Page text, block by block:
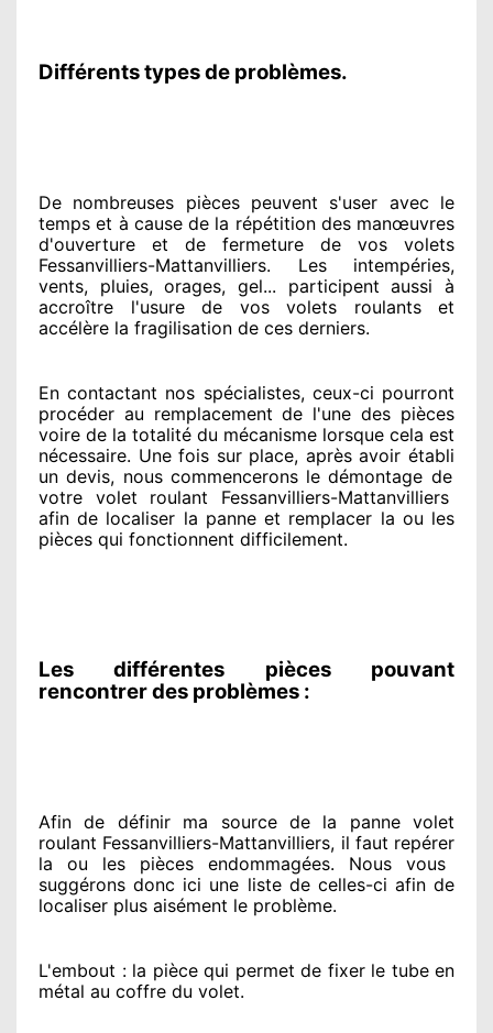
Différents types de problèmes.
De nombreuses pièces peuvent s'user avec le
temps et à causede la répétition des manœuvres
d'ouverture et de fermeture de vos volets
Fessanvilliers-Mattanvilliers. Les intempéries,
vents, pluies, orages, gel... participent aussi à
accroître l'usure de vos volets roulants et
accélère la fragilisation de ces derniers.
En contactant nos spécialistes, ceux-ci pourront
procéder au remplacement de l'une des pièces
voire de la totalité du mécanisme lorsque cela est
nécessaire. Une fois sur place, après avoir établi
un devis, nous commencerons le démontage de
votre volet roulant Fessanvilliers-Mattanvilliers
afin de localiser la panne et remplacer la ou les
pièces qui fonctionnent difficilement.
Les différentes pièces pouvant
rencontrer des problèmes :
Afin de définir ma sourcede la panne volet
roulant Fessanvilliers-Mattanvilliers, il faut repérer
la ou les pièces endommagées. Nous vous
suggérons donc ici une liste de celles-ci afin de
localiser plus aisément le problème.
L'embout : la pièce qui permet de fixer le tube en
métal au coffre du volet.